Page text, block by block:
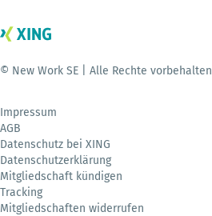
© New Work SE | Alle Rechte vorbehalten
Impressum
AGB
Datenschutz bei XING
Datenschutzerklärung
Mitgliedschaft kündigen
Tracking
Mitgliedschaften widerrufen